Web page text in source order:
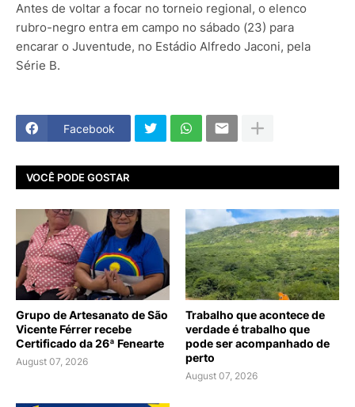
Antes de voltar a focar no torneio regional, o elenco
rubro-negro entra em campo no sábado (23) para
encarar o Juventude, no Estádio Alfredo Jaconi, pela
Série B.
Facebook
VOCÊ PODE GOSTAR
Grupo de Artesanato de São
Vicente Férrer recebe
Certificado da 26ª Fenearte
August 07, 2026
Trabalho que acontece de
verdade é trabalho que
pode ser acompanhado de
perto
August 07, 2026